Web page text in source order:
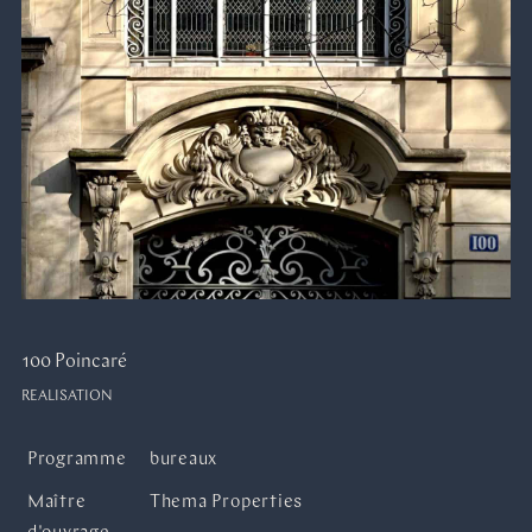
100 Poincaré
REALISATION
Programme bureaux
Maître
Thema Properties